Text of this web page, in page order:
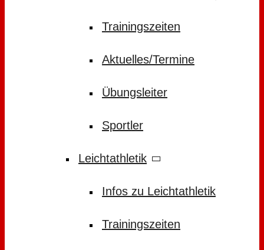
Trainingszeiten
Aktuelles/Termine
Übungsleiter
Sportler
Leichtathletik
Infos zu Leichtathletik
Trainingszeiten